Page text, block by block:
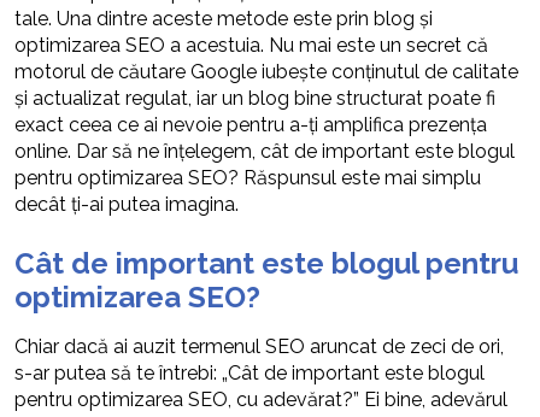
tale. Una dintre aceste metode este prin blog și
optimizarea SEO a acestuia. Nu mai este un secret că
motorul de căutare Google iubește conținutul de calitate
și actualizat regulat, iar un blog bine structurat poate fi
exact ceea ce ai nevoie pentru a-ți amplifica prezența
online. Dar să ne înțelegem, cât de important este blogul
pentru optimizarea SEO? Răspunsul este mai simplu
decât ți-ai putea imagina.
Cât de important este blogul pentru
optimizarea SEO?
Chiar dacă ai auzit termenul SEO aruncat de zeci de ori,
s-ar putea să te întrebi: „Cât de important este blogul
pentru optimizarea SEO, cu adevărat?” Ei bine, adevărul